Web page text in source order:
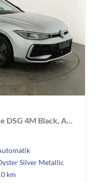
2.0 TDI 142 kW 4Motion R-Line DSG 4M Black, AHK, IQ.Light, HUD, 19-Zoll, AreaView, Navi, Side
Silver Metallic
km